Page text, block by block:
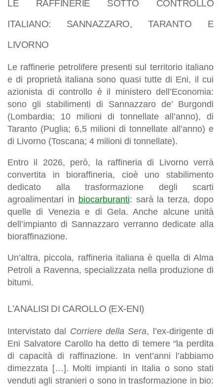
LE RAFFINERIE SOTTO CONTROLLO
ITALIANO: SANNAZZARO, TARANTO E
LIVORNO
Le raffinerie petrolifere presenti sul territorio italiano
e di proprietà italiana sono quasi tutte di Eni, il cui
azionista di controllo è il ministero dell’Economia:
sono gli stabilimenti di Sannazzaro de’ Burgondi
(Lombardia; 10 milioni di tonnellate all’anno), di
Taranto (Puglia; 6,5 milioni di tonnellate all’anno) e
di Livorno (Toscana; 4 milioni di tonnellate).
Entro il 2026, però, la raffineria di Livorno verrà
convertita in bioraffineria, cioè uno stabilimento
dedicato alla trasformazione degli scarti
agroalimentari in biocarburanti: sarà la terza, dopo
quelle di Venezia e di Gela. Anche alcune unità
dell’impianto di Sannazzaro verranno dedicate alla
bioraffinazione.
Un’altra, piccola, raffineria italiana è quella di Alma
Petroli a Ravenna, specializzata nella produzione di
bitumi.
L’ANALISI DI CAROLLO (EX-ENI)
Intervistato dal Corriere della Sera, l’ex-dirigente di
Eni Salvatore Carollo ha detto di temere “la perdita
di capacità di raffinazione. In vent’anni l’abbiamo
dimezzata […]. Molti impianti in Italia o sono stati
venduti agli stranieri o sono in trasformazione in bio: